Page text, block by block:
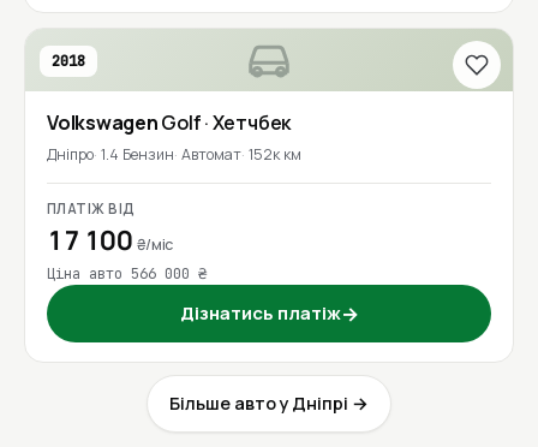
2018
VolkswagenGolf· Хетчбек
Дніпро 1.4 Бензин Автомат 152к км
ПЛАТІЖ ВІД
17 100 ₴/міс
Ціна авто 566 000 ₴
Дізнатись платіж→
Більше авто у Дніпрі →